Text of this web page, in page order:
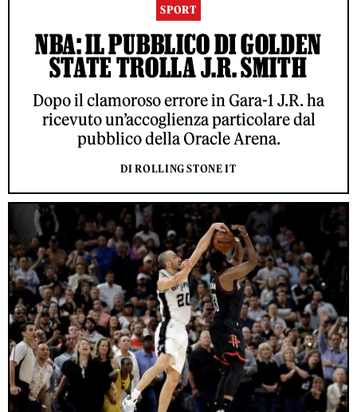
SPORT
NBA: IL PUBBLICO DI GOLDEN
STATE TROLLA J.R. SMITH
Dopo il clamoroso errore in Gara-1 J.R. ha
ricevuto un’accoglienza particolare dal
pubblico della Oracle Arena.
DI ROLLING STONE IT